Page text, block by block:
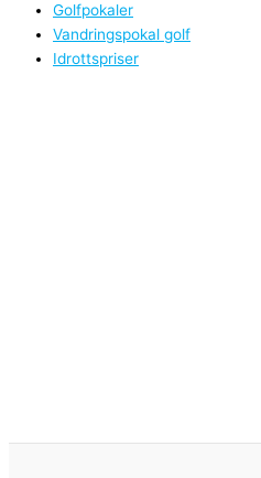
Golfpokaler
Vandringspokal golf
Idrottspriser